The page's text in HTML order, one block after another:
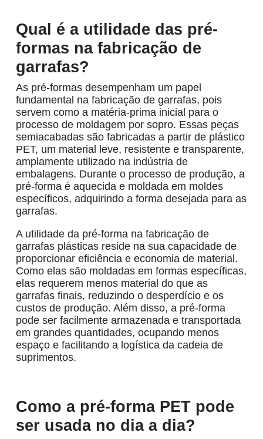
Qual é a utilidade das pré-
formas na fabricação de
garrafas?
As pré-formas desempenham um papel
fundamental na fabricação de garrafas, pois
servem como a matéria-prima inicial para o
processo de moldagem por sopro. Essas peças
semiacabadas são fabricadas a partir de plástico
PET, um material leve, resistente e transparente,
amplamente utilizado na indústria de
embalagens. Durante o processo de produção, a
pré-forma é aquecida e moldada em moldes
específicos, adquirindo a forma desejada para as
garrafas.
A utilidade da pré-forma na fabricação de
garrafas plásticas reside na sua capacidade de
proporcionar eficiência e economia de material.
Como elas são moldadas em formas específicas,
elas requerem menos material do que as
garrafas finais, reduzindo o desperdício e os
custos de produção. Além disso, a pré-forma
pode ser facilmente armazenada e transportada
em grandes quantidades, ocupando menos
espaço e facilitando a logística da cadeia de
suprimentos.
Como a pré-forma PET pode
ser usada no dia a dia?